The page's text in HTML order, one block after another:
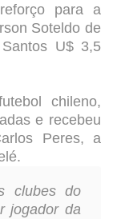
para a
Soteldo de
U$ 3,5
chileno,
e recebeu
Peres, a
clubes do
jogador da